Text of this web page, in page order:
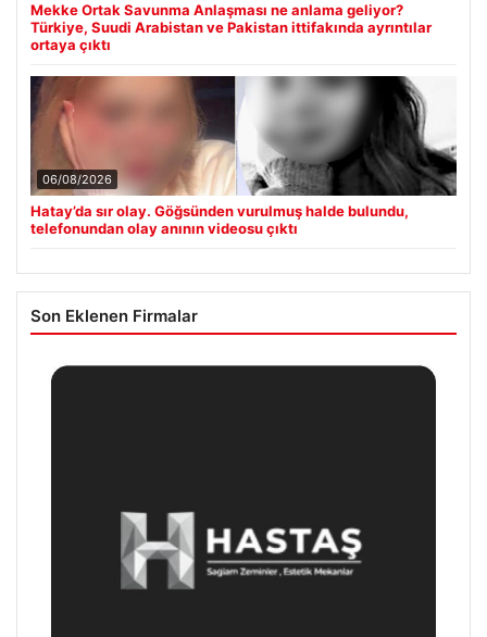
Mekke Ortak Savunma Anlaşması ne anlama geliyor?
Türkiye, Suudi Arabistan ve Pakistan ittifakında ayrıntılar
ortaya çıktı
06/08/2026
Hatay’da sır olay. Göğsünden vurulmuş halde bulundu,
telefonundan olay anının videosu çıktı
Son Eklenen Firmalar